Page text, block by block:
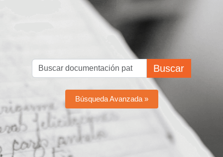
Buscar
Búsqueda Avanzada »